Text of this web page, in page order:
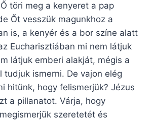
töri meg a kenyeret a pap
Őt vesszük magunkhoz a
is, a kenyér és a bor színe alatt
Eucharisztiában mi nem látjuk
látjuk emberi alakját, mégis a
tudjuk ismerni. De vajon elég
hitünk, hogy felismerjük? Jézus
a pillanatot. Várja, hogy
szeretetét és